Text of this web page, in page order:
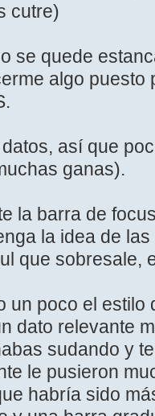
cutre)
se quede
algo puesto
así que
ganas).
la barra de
la idea de
que sobresale,
un poco el estilo
dato relevante
sudando y
le pusieron
habría sido